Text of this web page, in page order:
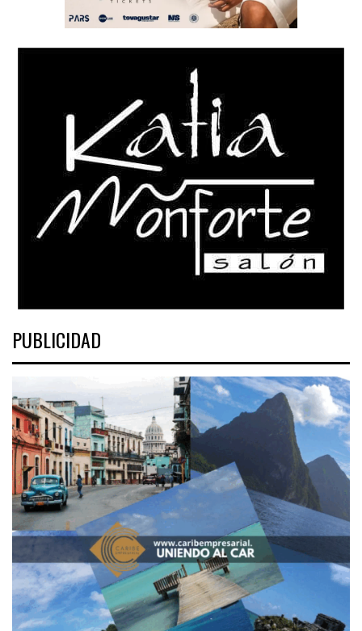
PUBLICIDAD